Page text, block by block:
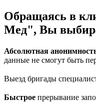
Обращаясь в
Мед", Вы
Абсолютная
данные не смогут быть
Выезд бригады
Быстрое прерывание